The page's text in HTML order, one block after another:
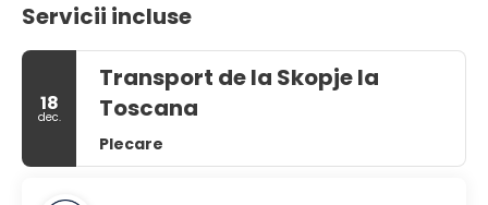
Servicii incluse
18
dec.
Transport de la Skopje la
Toscana
Plecare